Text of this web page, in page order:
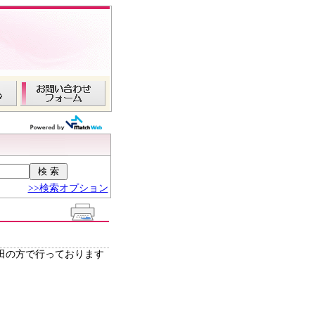
>>検索オプション
の方で行っております